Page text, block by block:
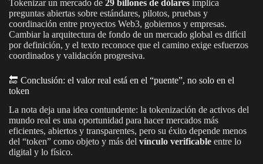
Tokenizar un mercado de 29 billones de dólares implica
preguntas abiertas sobre estándares, pilotos, pruebas y
coordinación entre proyectos Web3, gobiernos y empresas.
Cambiar la arquitectura de fondo de un mercado global es difícil
por definición, y el texto reconoce que el camino exige esfuerzos
coordinados y validación progresiva.
🔚 Conclusión: el valor real está en el “puente”, no solo en el
token
La nota deja una idea contundente: la tokenización de activos del
mundo real es una oportunidad para hacer mercados más
eficientes, abiertos y transparentes, pero su éxito depende menos
del “token” como objeto y más del vínculo verificable entre lo
digital y lo físico.